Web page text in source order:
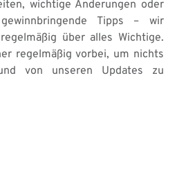
wichtige Änderungen oder
Tipps – wir
über alles Wichtige.
regelmäßig vorbei, um nichts
von unseren Updates zu